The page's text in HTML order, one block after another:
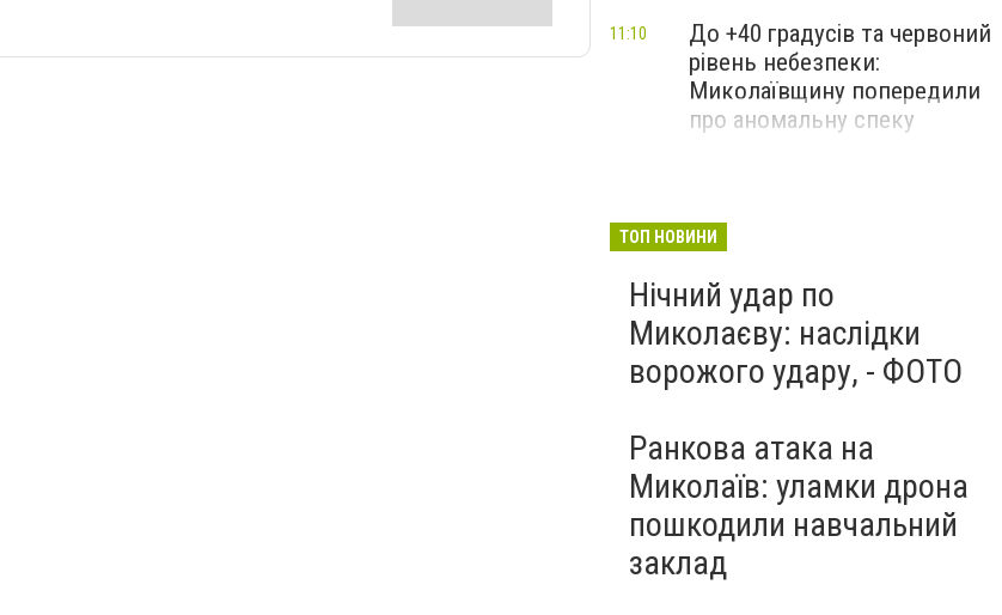
До +40 градусів та червоний
рівень небезпеки:
Миколаївщину попередили
про аномальну спеку
11:10
ТОП НОВИНИ
Нічний удар по
Миколаєву: наслідки
ворожого удару, - ФОТО
Ранкова атака на
Миколаїв: уламки дрона
пошкодили навчальний
заклад